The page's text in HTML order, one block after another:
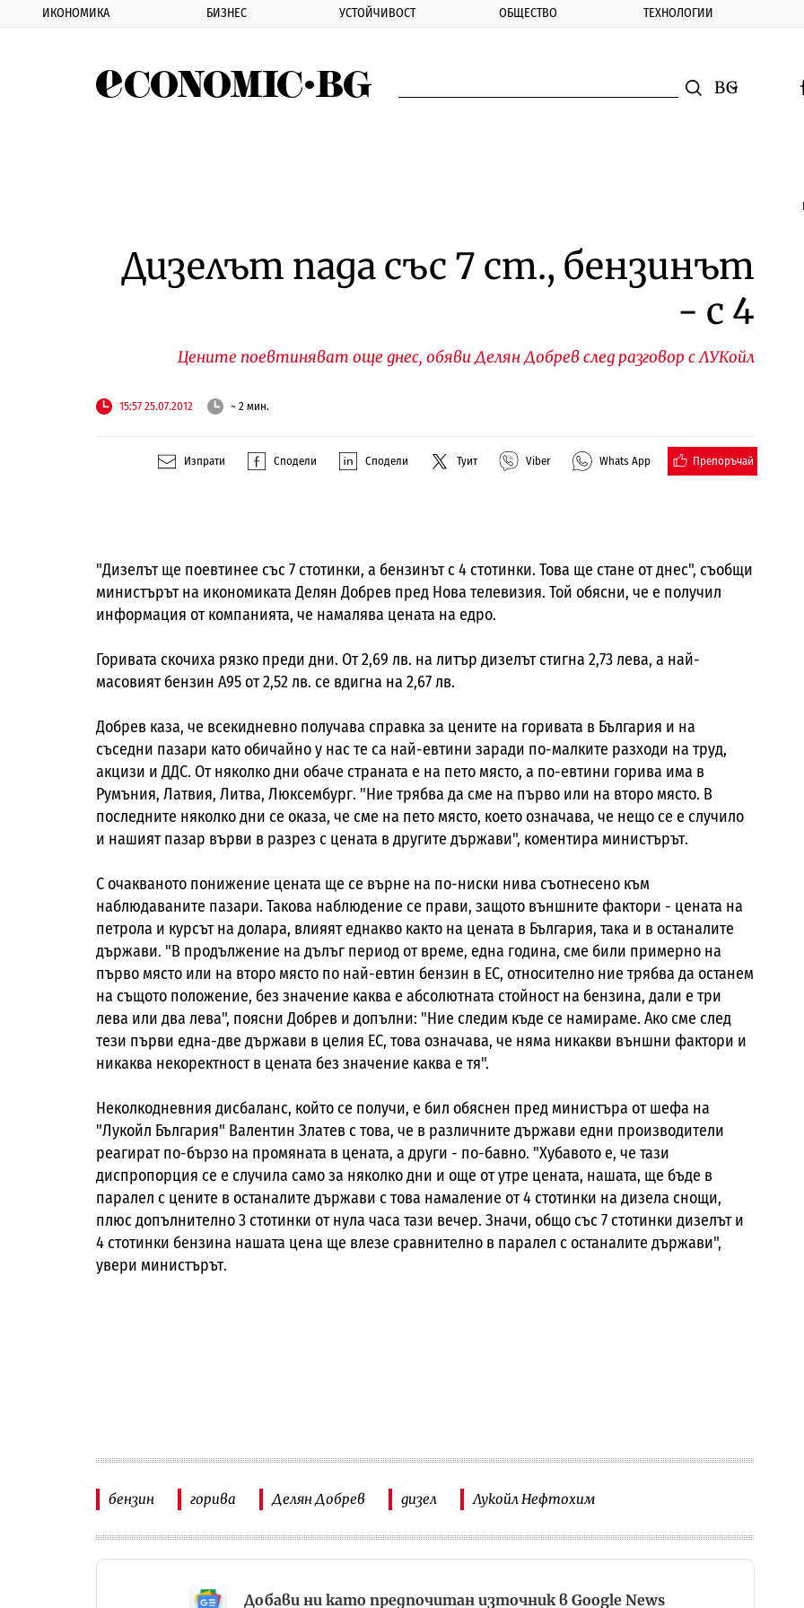
ИКОНОМИКА БИЗНЕС УСТОЙЧИВОСТ ОБЩЕСТВО ТЕХНОЛОГИИ
Смяна на
Дизелът пада със 7 ст., бензинът
- с 4
Цените поевтиняват още днес, обяви Делян Добрев след разговор с ЛУКойл
15:57 25.07.2012 ~ 2 мин.
Изпрати Сподели Сподели Туит Viber Whats App Препоръчай
"Дизелът ще поевтинее със 7 стотинки, а бензинът с 4 стотинки. Това ще стане от днес", съобщи
министърът на икономиката Делян Добрев пред Нова телевизия. Той обясни, че е получил
информация от компанията, че намалява цената на едро.
Горивата скочиха рязко преди дни. От 2,69 лв. на литър дизелът стигна 2,73 лева, а най-
масовият бензин А95 от 2,52 лв. се вдигна на 2,67 лв.
Добрев каза, че всекидневно получава справка за цените на горивата в България и на
съседни пазари като обичайно у нас те са най-евтини заради по-малките разходи на труд,
акцизи и ДДС. От няколко дни обаче страната е на пето място, а по-евтини горива има в
Румъния, Латвия, Литва, Люксембург. "Ние трябва да сме на първо или на второ място. В
последните няколко дни се оказа, че сме на пето място, което означава, че нещо се е случило
и нашият пазар върви в разрез с цената в другите държави", коментира министърът.
С очакваното понижение цената ще се върне на по-ниски нива съотнесено към
наблюдаваните пазари. Такова наблюдение се прави, защото външните фактори - цената на
петрола и курсът на долара, влияят еднакво както на цената в България, така и в останалите
държави. "В продължение на дълъг период от време, една година, сме били примерно на
първо място или на второ място по най-евтин бензин в ЕС, относително ние трябва да останем
на същото положение, без значение каква е абсолютната стойност на бензина, дали е три
лева или два лева", поясни Добрев и допълни: "Ние следим къде се намираме. Ако сме след
тези първи една-две държави в целия ЕС, това означава, че няма никакви външни фактори и
никаква некоректност в цената без значение каква е тя".
Неколкодневния дисбаланс, който се получи, е бил обяснен пред министъра от шефа на
"Лукойл България" Валентин Златев с това, че в различните държави едни производители
реагират по-бързо на промяната в цената, а други - по-бавно. "Хубавото е, че тази
диспропорция се е случила само за няколко дни и още от утре цената, нашата, ще бъде в
паралел с цените в останалите държави с това намаление от 4 стотинки на дизела снощи,
плюс допълнително 3 стотинки от нула часа тази вечер. Значи, общо със 7 стотинки дизелът и
4 стотинки бензина нашата цена ще влезе сравнително в паралел с останалите държави",
увери министърът.
бензин горива Делян Добрев дизел Лукойл Нефтохим
Добави ни като предпочитан източник в Google News